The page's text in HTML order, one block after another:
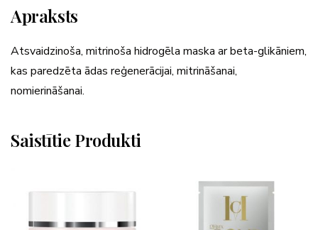
Apraksts
Atsvaidzinoša, mitrinoša hidrogēla maska ar beta-glikāniem,
kas paredzēta ādas reģenerācijai, mitrināšanai,
nomierināšanai.
Saistītie Produkti